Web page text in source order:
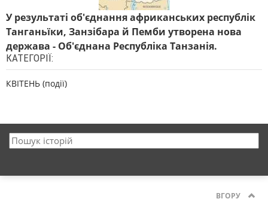
У результаті об'єднання африканських республік
Танганьїки, Занзібара й Пемби утворена нова
держава - Об'єднана Республіка Танзанія.
КАТЕГОРІЇ:
КВІТЕНЬ (події)
ВГОРУ